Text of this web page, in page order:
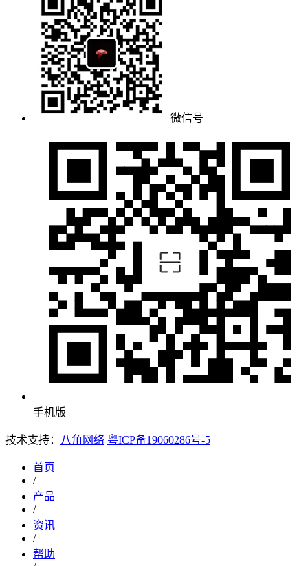
微信号
手机版
技术支持： 八角网络 粤ICP备19060286号-5
首页
/
产品
/
资讯
/
帮助